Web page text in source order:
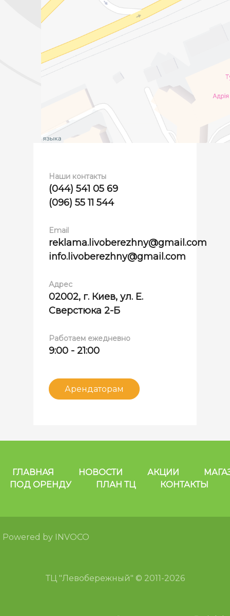
Наши контакты
(044) 541 05 69
(096) 55 11 544
Email
reklama.livoberezhny@gmail.com
info.livoberezhny@gmail.com
Адрес
02002, г. Киев, ул. Е.
Сверстюка 2-Б
Работаем ежедневно
9:00 - 21:00
Арендаторам
ГЛАВНАЯ НОВОСТИ АКЦИИ
ПОД ОРЕНДУ
ПЛАН ТЦ КОНТАКТЫ
Powered by INVOCO
ТЦ "Левобережный" © 2011-2026